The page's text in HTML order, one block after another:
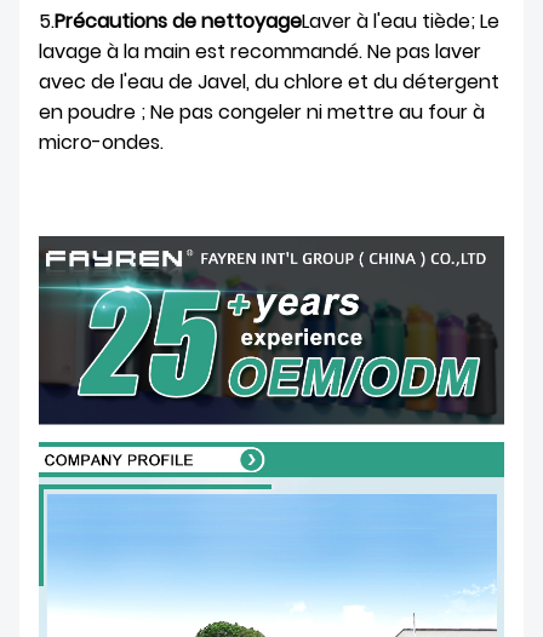
5.Précautions de nettoyageLaver à l'eau tiède; Le
lavage à la main est recommandé. Ne pas laver
avec de l'eau de Javel, du chlore et du détergent
en poudre ; Ne pas congeler ni mettre au four à
micro-ondes.